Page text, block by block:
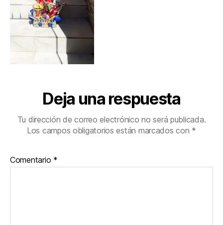
Deja una respuesta
Tu dirección de correo electrónico no será publicada.
Los campos obligatorios están marcados con *
Comentario *